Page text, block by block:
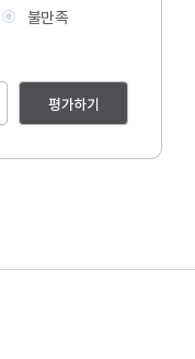
불만족
평가하기